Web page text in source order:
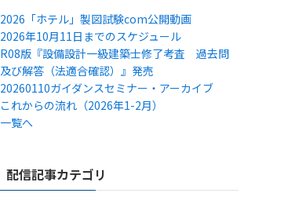
2026「ホテル」製図試験com公開動画
2026年10月11日までのスケジュール
R08版『設備設計一級建築士修了考査 過去問
及び解答（法適合確認）』発売
20260110ガイダンスセミナー・アーカイブ
これからの流れ（2026年1-2月）
一覧へ
配信記事カテゴリ